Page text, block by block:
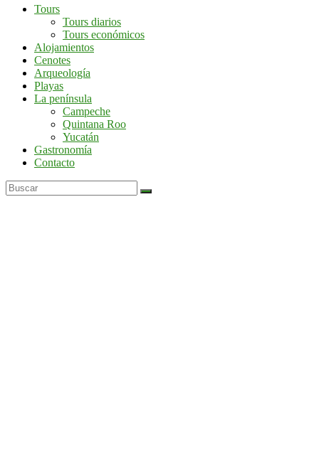
Mochileros
Yucatán
Yucatán
Tours
Tours diarios
Tours económicos
Alojamientos
Cenotes
Arqueología
Playas
La península
Campeche
Quintana Roo
Yucatán
Gastronomía
Contacto